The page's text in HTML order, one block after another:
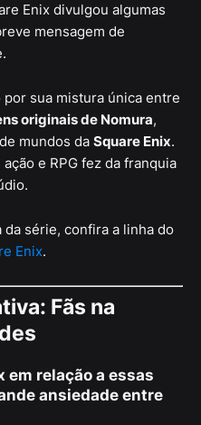
Enix divulgou algumas
mensagem de
sua mistura única entre
originais de Nomura,
mundos da Square Enix.
e RPG fez da franquia
série, confira a linha do
Enix.
Fãs na
em relação a essas
ansiedade entre